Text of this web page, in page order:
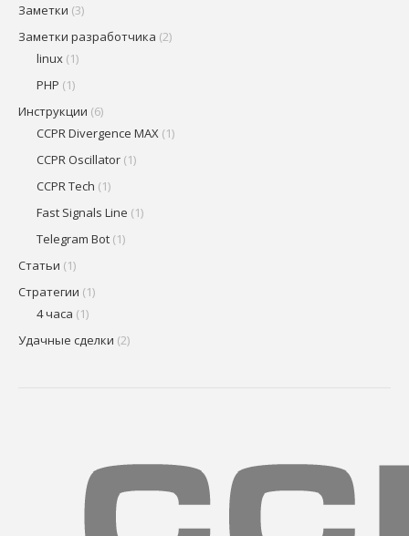
Заметки (3)
Заметки разработчика (2)
linux (1)
PHP (1)
Инструкции (6)
CCPR Divergence MAX (1)
CCPR Oscillator (1)
CCPR Tech (1)
Fast Signals Line (1)
Telegram Bot (1)
Статьи (1)
Стратегии (1)
4 часа (1)
Удачные сделки (2)